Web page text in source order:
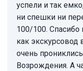
успели и так
ни спешки ни
100/100. Спасибо
как
очень
Возрождения. А